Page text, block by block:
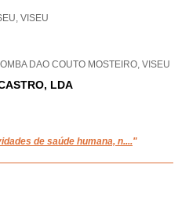
VISEU
DAO COUTO MOSTEIRO, VISEU
LDA
de saúde humana, n...."